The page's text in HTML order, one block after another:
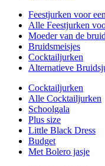
Feestjurken voor
Alle Feestjurken
Moeder van de bruid
Bruidsmeisjes
Cocktailjurken
Alternatieve
Cocktailjurken
Alle Cocktailjurken
Schoolgala
Plus size
Little Black Dress
Budget
Met Bolero jasje